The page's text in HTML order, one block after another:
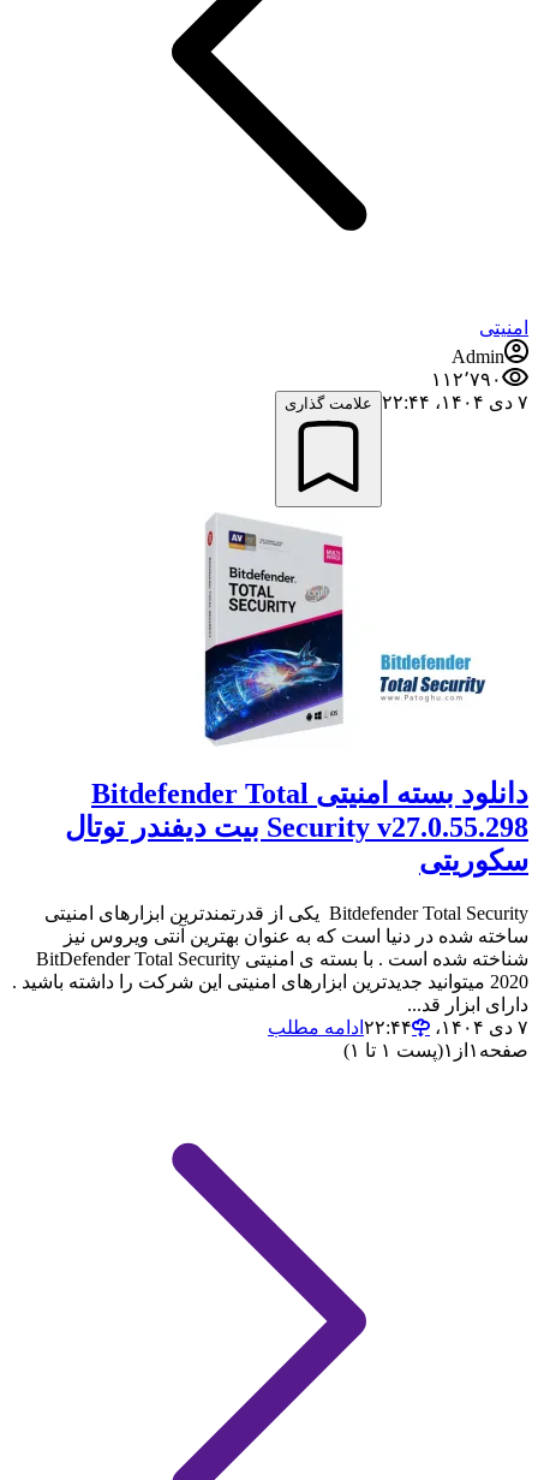
امنیتی
Admin
۱۱۲٬۷۹۰
۷ دی ۱۴۰۴،‏ ۲۲:۴۴
علامت گذاری
دانلود بسته امنیتی Bitdefender Total
Security v27.0.55.298 بیت دیفندر توتال
سکوریتی
Bitdefender Total Security یکی از قدرتمندترین ابزارهای امنیتی
ساخته شده در دنیا است که به عنوان بهترین آنتی ویروس نیز
شناخته شده است . با بسته ی امنیتی BitDefender Total Security
2020 میتوانید جدیدترین ابزارهای امنیتی این شرکت را داشته باشید .
دارای ابزار قد...
۷ دی ۱۴۰۴،‏ ۲۲:۴۴
ادامه مطلب
صفحه ۱ از ۱(پست ۱ تا ۱)